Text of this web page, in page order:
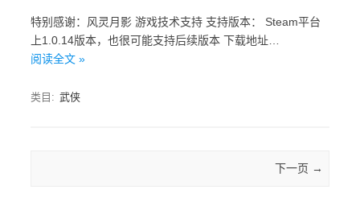
特别感谢：风灵月影 游戏技术支持 支持版本： Steam平台
上1.0.14版本，也很可能支持后续版本 下载地址…
阅读全文 »
类目: 武侠
下一页 →